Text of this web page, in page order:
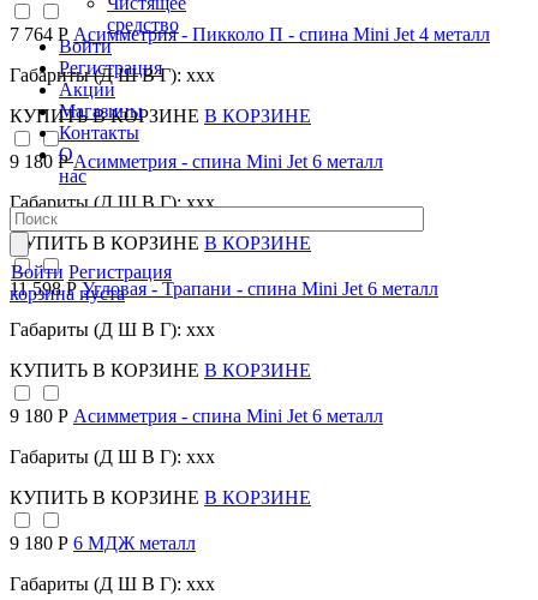
средство
Войти
Регистрация
Акции
Магазины
Контакты
О
нас
Войти Регистрация
корзина пуста
7 764 Р Асимметрия - Пикколо П - спина Mini Jet 4 металл
Габариты (Д Ш В Г): xxx
КУПИТЬ В КОРЗИНЕ В КОРЗИНЕ
9 180 РАсимметрия - спина Mini Jet 6 металл
Габариты (Д Ш В Г): xxx
КУПИТЬ В КОРЗИНЕ В КОРЗИНЕ
11 598 РУгловая - Трапани - спина Mini Jet 6 металл
Габариты (Д Ш В Г): xxx
КУПИТЬ В КОРЗИНЕ В КОРЗИНЕ
9 180 Р Асимметрия - спина Mini Jet 6 металл
Габариты (Д Ш В Г): xxx
КУПИТЬ В КОРЗИНЕ В КОРЗИНЕ
9 180 Р 6 МДЖ металл
Габариты (Д Ш В Г): xxx